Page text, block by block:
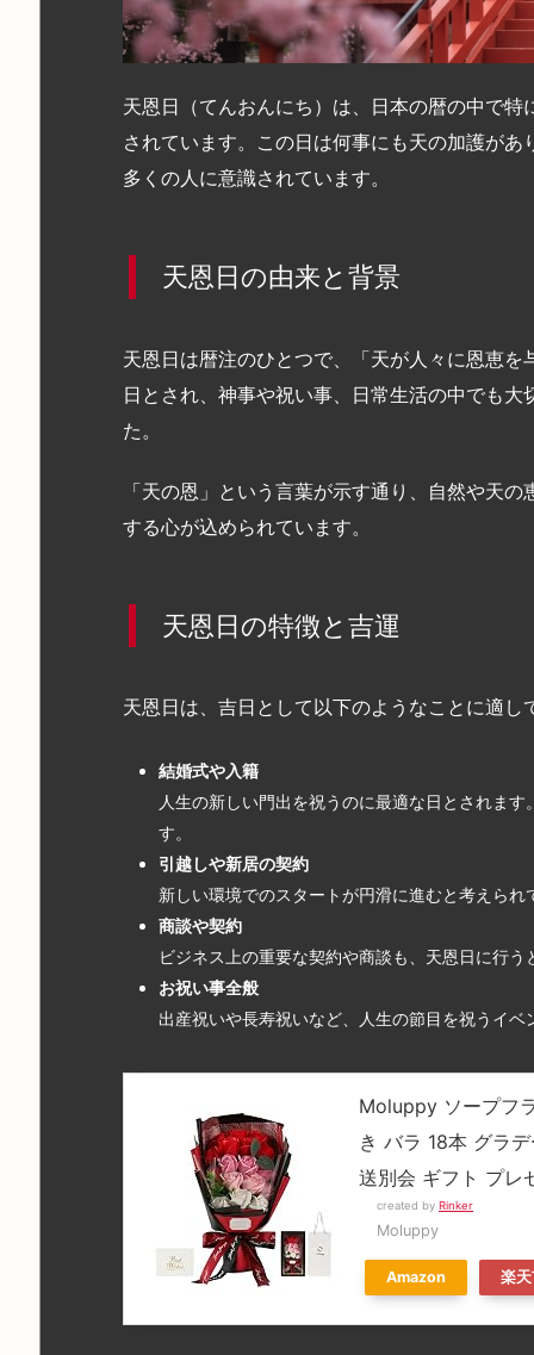
天恩日（てんおんにち）は、日本の暦の中で
されています。この日は何事にも天の加護が
多くの人に意識されています。
天恩日の由来と背景
天恩日は暦注のひとつで、「天が人々に恩恵
日とされ、神事や祝い事、日常生活の中でも
た。
「天の恩」という言葉が示す通り、自然や天
する心が込められています。
天恩日の特徴と吉運
天恩日は、吉日として以下のようなことに適し
結婚式や入籍
人生の新しい門出を祝うのに最適な日とされま
す。
引越しや新居の契約
新しい環境でのスタートが円滑に進むと考えられ
商談や契約
ビジネス上の重要な契約や商談も、天恩日に行う
お祝い事全般
出産祝いや長寿祝いなど、人生の節目を祝うイベ
Moluppy ソープフ
き バラ 18本 グラ
送別会 ギフト プレ
created by Rinker
Moluppy
Amazon 楽